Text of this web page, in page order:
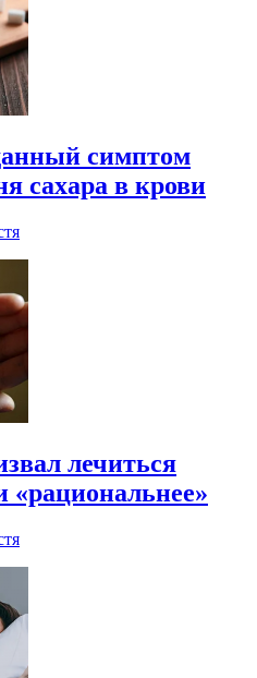
симптом
сахара в крови
лечиться
«рациональнее»